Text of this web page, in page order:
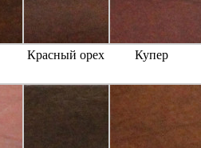
Красный орех Купер